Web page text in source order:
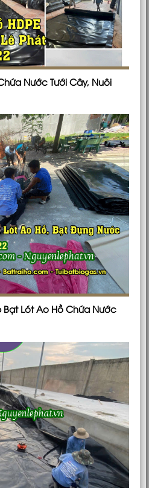
Nước Tưới Cây, Nuôi
Bạt Lót Ao Hồ Chứa Nước